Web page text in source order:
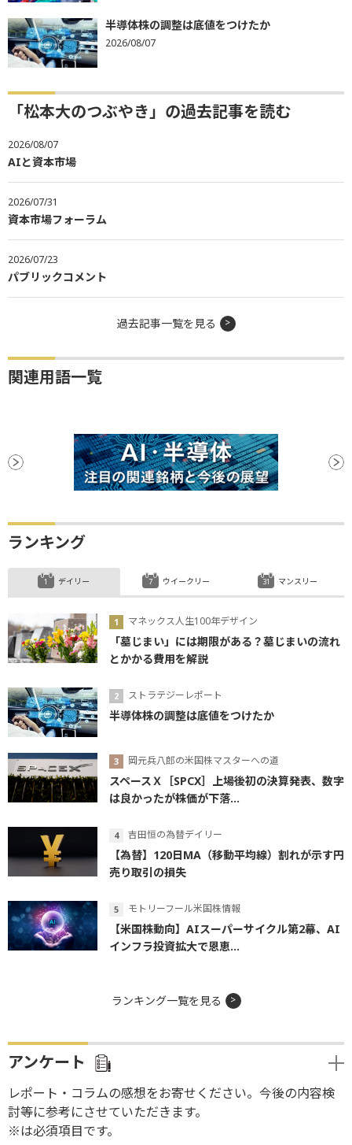
半導体株の調整は底値をつけたか
2026/08/07
「松本大のつぶやき」の過去記事を読む
2026/08/07
AIと資本市場
2026/07/31
資本市場フォーラム
2026/07/23
パブリックコメント
過去記事一覧を見る
関連用語一覧
ランキング
デイリー
マネックス人生100年デザイン
「墓じまい」には期限がある？墓じまいの流れ
とかかる費用を解説
ストラテジーレポート
半導体株の調整は底値をつけたか
岡元兵八郎の米国株マスターへの道
スペースＸ［SPCX］上場後初の決算発表、数字
は良かったが株価が下落...
吉田恒の為替デイリー
【為替】120日MA（移動平均線）割れが示す円
売り取引の損失
モトリーフール米国株情報
【米国株動向】AIスーパーサイクル第2幕、AI
インフラ投資拡大で恩恵...
ウイークリー マンスリー
ランキング一覧を見る
アンケート
レポート・コラムの感想をお寄せください。今後の内容検
討等に参考にさせていただきます。
※は必須項目です。